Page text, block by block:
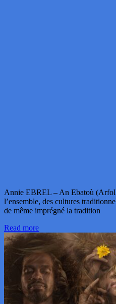
Annie EBREL – An Ebatoù
l’ensemble, des cultures
de même imprégné la tradition
Read more